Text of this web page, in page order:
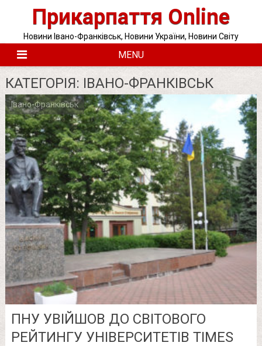
Прикарпаття Online
Новини Івано-Франківськ, Новини України, Новини Світу
MENU
КАТЕГОРІЯ: ІВАНО-ФРАНКІВСЬК
Івано-Франківськ
ПНУ УВІЙШОВ ДО СВІТОВОГО
РЕЙТИНГУ УНІВЕРСИТЕТІВ TIMES
Posts
pagination